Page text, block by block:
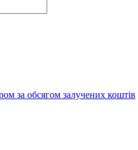
за обсягом залучених коштів